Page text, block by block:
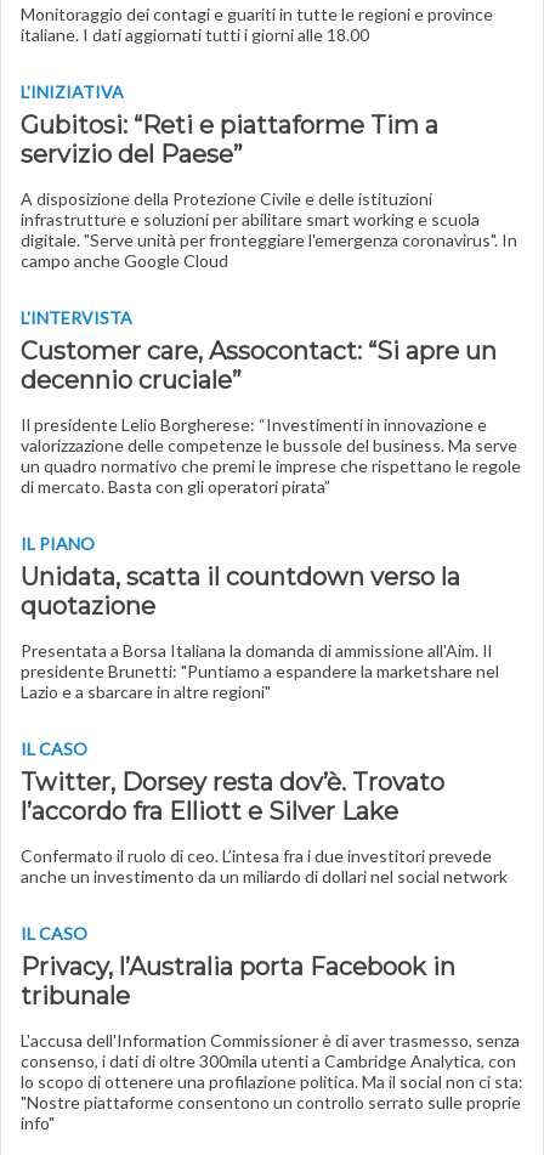
Monitoraggio dei contagi e guariti in tutte le regioni e province
italiane. I dati aggiornati tutti i giorni alle 18.00
L'INIZIATIVA
Gubitosi: “Reti e piattaforme Tim a
servizio del Paese”
A disposizione della Protezione Civile e delle istituzioni
infrastrutture e soluzioni per abilitare smart working e scuola
digitale. "Serve unità per fronteggiare l'emergenza coronavirus". In
campo anche Google Cloud
L'INTERVISTA
Customer care, Assocontact: “Si apre un
decennio cruciale”
Il presidente Lelio Borgherese: “Investimenti in innovazione e
valorizzazione delle competenze le bussole del business. Ma serve
un quadro normativo che premi le imprese che rispettano le regole
di mercato. Basta con gli operatori pirata”
IL PIANO
Unidata, scatta il countdown verso la
quotazione
Presentata a Borsa Italiana la domanda di ammissione all'Aim. Il
presidente Brunetti: "Puntiamo a espandere la marketshare nel
Lazio e a sbarcare in altre regioni"
IL CASO
Twitter, Dorsey resta dov’è. Trovato
l’accordo fra Elliott e Silver Lake
Confermato il ruolo di ceo. L’intesa fra i due investitori prevede
anche un investimento da un miliardo di dollari nel social network
IL CASO
Privacy, l’Australia porta Facebook in
tribunale
L'accusa dell'Information Commissioner è di aver trasmesso, senza
consenso, i dati di oltre 300mila utenti a Cambridge Analytica, con
lo scopo di ottenere una profilazione politica. Ma il social non ci sta:
"Nostre piattaforme consentono un controllo serrato sulle proprie
info"